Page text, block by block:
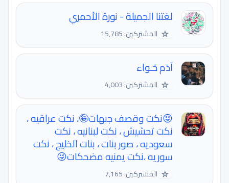
لغتنا الجميلة - نورة الأحمري
☆ المشتركين: 15,785
آدَم حَـواء
☆ المشتركين: 4,003
😝نكت وقصف جبهات🤪، نكت عراقيه ،
نكت تحشيش ، نكت لبنانيه ، نكت
سعوديه ، صور بنات ، بنات الخليج ، نكت
سوريه ،نكت يمنيه مضحكات😜
☆ المشتركين: 7,165